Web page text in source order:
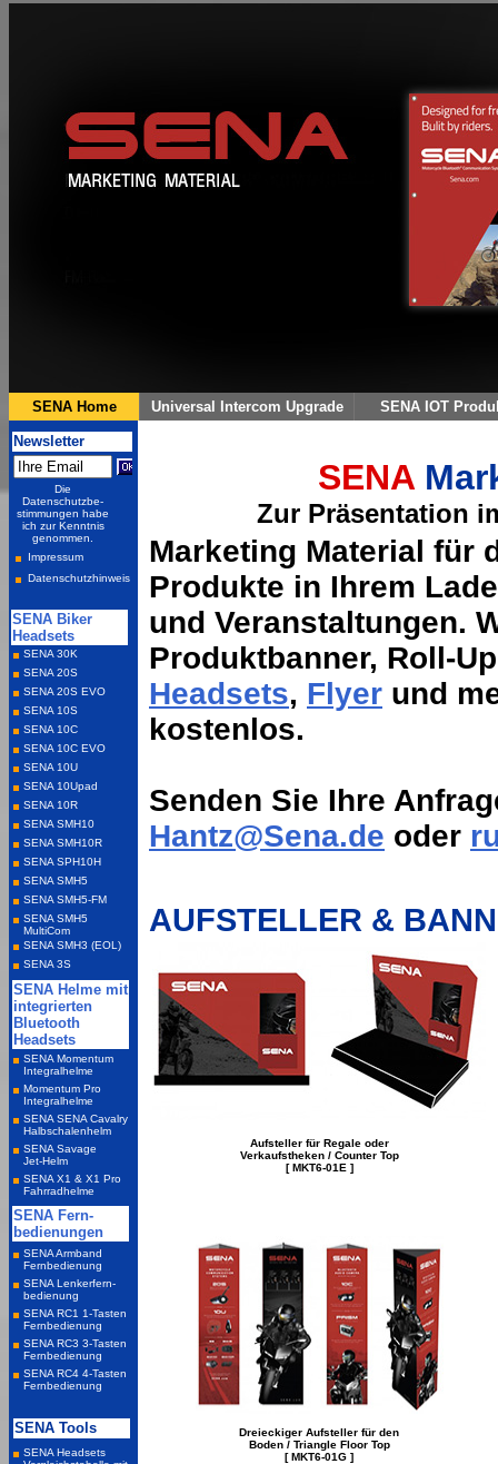
SENA
Zur Präsentation
Marketing Material für
Produkte in Ihrem
und Veranstaltungen.
Produktbanner, Roll-
Headsets, Flyer und
kostenlos.
Senden Sie Ihre
Hantz@Sena.de oder
AUFSTELLER &
Aufsteller für Regale oder
Verkaufstheken / Counter Top
[ MKT6-01E ]
Dreieckiger Aufsteller für den
Boden / Triangle Floor Top
[ MKT6-01G ]